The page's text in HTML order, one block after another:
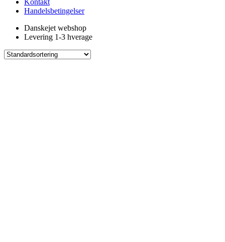
Kontakt
Handelsbetingelser
Danskejet webshop
Levering 1-3 hverage